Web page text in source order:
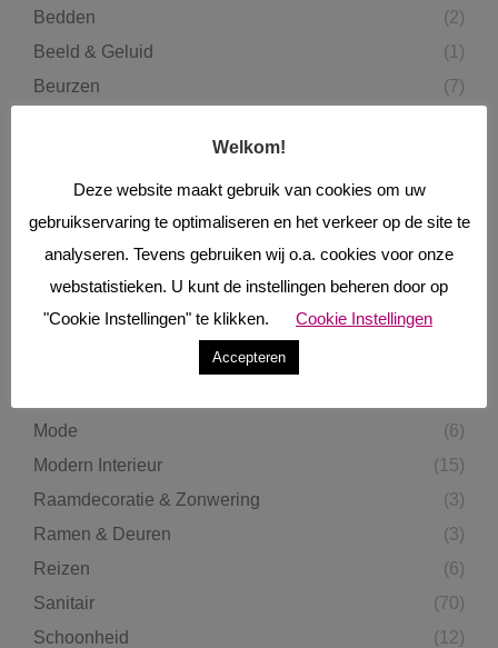
Bedden
(2)
Beeld & Geluid
(1)
Beurzen
(7)
Boekrecensies
Eten & Drinken
(33)
Fietsen
(1)
Gevelbekleding
(1)
Haarden & Kachels
Mode
(6)
Modern Interieur
(15)
Raamdecoratie & Zonwering
(3)
Ramen & Deuren
(3)
Reizen
(6)
Sanitair
(70)
Schoonheid
(12)
Welkom!
Deze website maakt gebruik van cookies om uw
gebruikservaring te optimaliseren en het verkeer op de site te
analyseren. Tevens gebruiken wij o.a. cookies voor onze
webstatistieken. U kunt de instellingen beheren door op
"Cookie Instellingen" te klikken.
Cookie Instellingen
Accepteren